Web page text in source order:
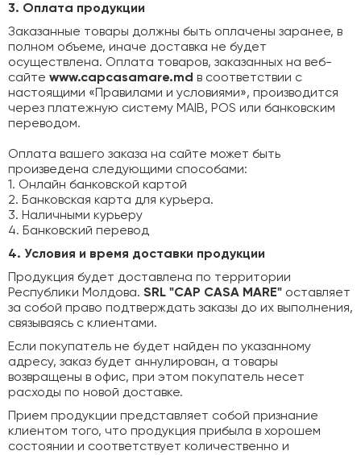
3. Оплата продукции
Заказанные товары должны быть оплачены заранее, в
полном объеме, иначе доставка не будет
осуществлена. Оплата товаров, заказанных на веб-
сайте www.capcasamare.md в соответствии с
настоящими «Правилами и условиями», производится
через платежную систему MAIB, POS или банковским
переводом.
Оплата вашего заказа на сайте может быть
произведена следующими способами:
1. Онлайн банковской картой
2. Банковская карта для курьера.
3. Наличными курьеру
4. Банковский перевод
4. Условия и время доставки продукции
Продукция будет доставлена по территории
Республики Молдова. SRL "CAP CASA MARE" оставляет
за собой право подтверждать заказы до их выполнения,
связываясь с клиентами.
Если покупатель не будет найден по указанному
адресу, заказ будет аннулирован, а товары
возвращены в офис, при этом покупатель несет
расходы по новой доставке.
Прием продукции представляет собой признание
клиентом того, что продукция прибыла в хорошем
состоянии и соответствует количественно и